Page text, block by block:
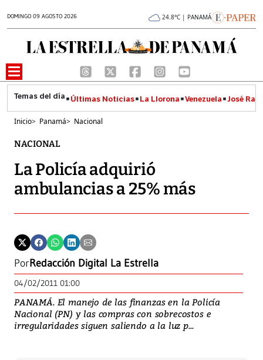
DOMINGO 09 AGOSTO 2026 24.8°C | PANAMÁ
Últimas Noticias La Llorona Venezuela José
Inicio> Panamá> Nacional
NACIONAL
La Policía adquirió
ambulancias a 25% más
PorRedacción Digital La Estrella
04/02/2011 01:00
PANAMÁ. El manejo de las finanzas en la Policía
Nacional (PN) y las compras con sobrecostos e
irregularidades siguen saliendo a la luz p...